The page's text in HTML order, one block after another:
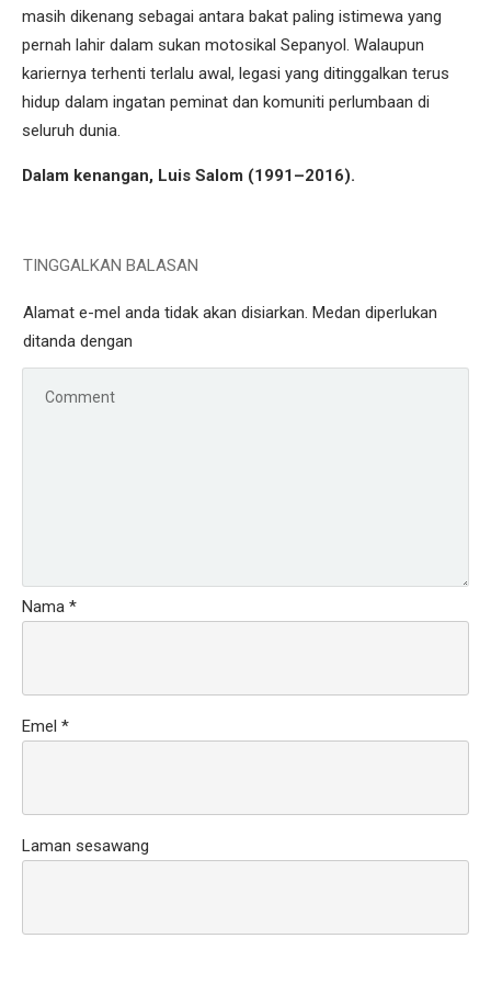
masih dikenang sebagai antara bakat paling istimewa yang
pernah lahir dalam sukan motosikal Sepanyol. Walaupun
kariernya terhenti terlalu awal, legasi yang ditinggalkan terus
hidup dalam ingatan peminat dan komuniti perlumbaan di
seluruh dunia.
Dalam kenangan, Luis Salom (1991–2016).
TINGGALKAN BALASAN
Alamat e-mel anda tidak akan disiarkan. Medan diperlukan
ditanda dengan
Nama *
Emel *
Laman sesawang